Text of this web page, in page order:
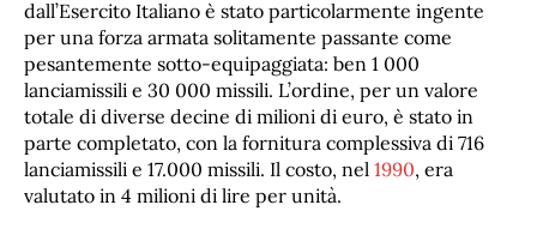
dall’Esercito Italiano è stato particolarmente ingente
per una forza armata solitamente passante come
pesantemente sotto-equipaggiata: ben 1 000
lanciamissili e 30 000 missili. L’ordine, per un valore
totale di diverse decine di milioni di euro, è stato in
parte completato, con la fornitura complessiva di 716
lanciamissili e 17.000 missili. Il costo, nel 1990, era
valutato in 4 milioni di lire per unità.